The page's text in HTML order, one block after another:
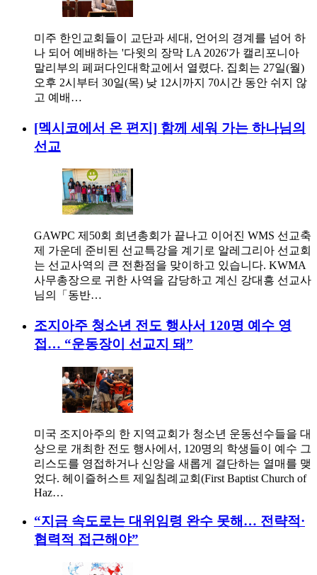
미주 한인교회들이 교단과 세대, 언어의 경계를 넘어 하
나 되어 예배하는 '다윗의 장막 LA 2026'가 캘리포니아
말리부의 페퍼다인대학교에서 열렸다. 집회는 27일(월)
오후 2시부터 30일(목) 낮 12시까지 70시간 동안 쉬지 않
고 예배…
[멕시코에서 온 편지] 함께 세워 가는 하나님의
선교
GAWPC 제50회 희년총회가 끝나고 이어진 WMS 선교축
제 가운데 준비된 선교특강을 계기로 알레그리아 선교회
는 선교사역의 큰 전환점을 맞이하고 있습니다. KWMA
사무총장으로 귀한 사역을 감당하고 계신 강대흥 선교사
님의「동반…
조지아주 청소년 전도 행사서 120명 예수 영
접… “운동장이 선교지 돼”
미국 조지아주의 한 지역교회가 청소년 운동선수들을 대
상으로 개최한 전도 행사에서, 120명의 학생들이 예수 그
리스도를 영접하거나 신앙을 새롭게 결단하는 열매를 맺
었다. 헤이즐허스트 제일침례교회(First Baptist Church of
Haz…
“지금 속도로는 대위임령 완수 못해… 전략적·
협력적 접근해야”